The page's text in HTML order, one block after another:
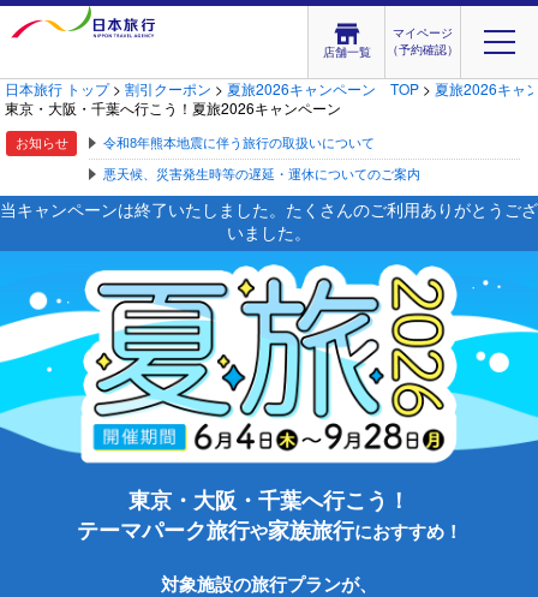
店舗一覧
マイページ
（予約確認）
日本旅行 トップ>割引クーポン > 夏旅2026キャンペーン TOP > 夏旅2026キャ
東京・大阪・千葉へ行こう！夏旅2026キャンペーン
お知らせ 令和8年熊本地震に伴う旅行の取扱いについて
悪天候、災害発生時等の遅延・運休についてのご案内
当キャンペーンは終了いたしました。たくさんのご利用ありがとうござ
いました。
東京・大阪・千葉へ行こう！
テーマパーク旅行や家族旅行におすすめ！
対象施設の旅行プランが、